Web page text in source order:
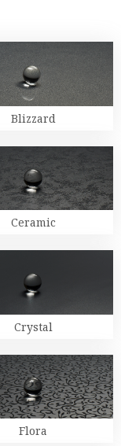
Blizzard
Ceramic
Crystal
Flora